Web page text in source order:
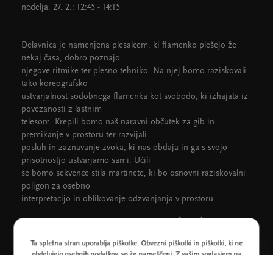
nedelja, 27. 2.: 12:45 - 14:15
Delavnica je namenjena plesalcem, ki flamenko plešejo že
nekaj časa, dobro poznajo
njegove ritmike ter plesno tehniko. Na njej bomo raziskovali
tako koreografsko
ustvarjalnost sodobnega flamenka kot svobodo, ki izhajata iz
povezanosti z lastnim
telesom. Krepili bomo naš naravni občutek za gib in
premikanje v prostoru ter razvijali
posluh in zaznavanje zvoka, ki nas obdaja in ga s svojo
prisotnostjo ustvarjamo sami. Učili
se bomo sekvence stila martinete, ki bo osnovni raziskovalni
poligon za osebno
interpretacijo in oblikovanje odzvanjanja v prostoru.
Ta spletna stran uporablja piškotke. Obvezni piškotki in piškotki, ki ne